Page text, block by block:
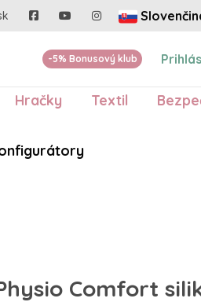
-5% Bonusový klub
Hračky Textil
Comfort